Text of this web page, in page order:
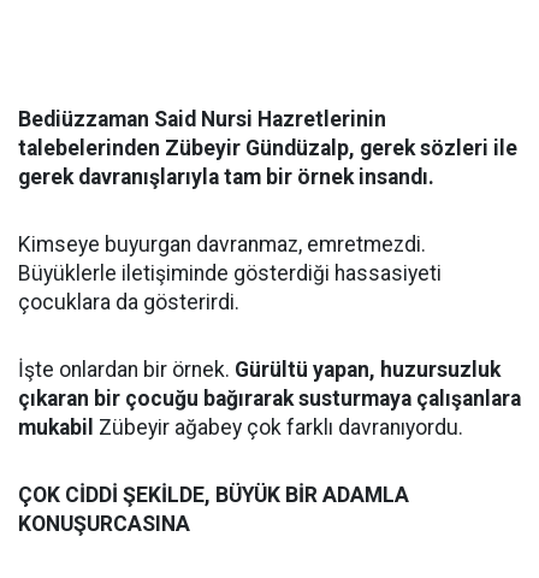
Bediüzzaman Said Nursi Hazretlerinin
talebelerinden Zübeyir Gündüzalp, gerek sözleri ile
gerek davranışlarıyla tam bir örnek insandı.
Kimseye buyurgan davranmaz, emretmezdi.
Büyüklerle iletişiminde gösterdiği hassasiyeti
çocuklara da gösterirdi.
İşte onlardan bir örnek. Gürültü yapan, huzursuzluk
çıkaran bir çocuğu bağırarak susturmaya çalışanlara
mukabil Zübeyir ağabey çok farklı davranıyordu.
ÇOK CİDDİ ŞEKİLDE, BÜYÜK BİR ADAMLA
KONUŞURCASINA